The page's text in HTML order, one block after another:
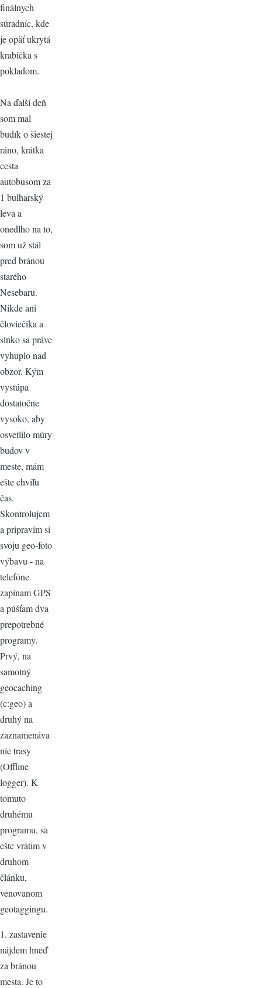
finálnych
súradníc, kde
je opäť ukrytá
krabička s
pokladom.
Na ďalší deň
som mal
budík o šiestej
ráno, krátka
cesta
autobusom za
1 bulharský
leva a
onedlho na to,
som už stál
pred bránou
starého
Nesebaru.
Nikde ani
človiečika a
slnko sa práve
vyhuplo nad
obzor. Kým
vystúpa
dostatočne
vysoko, aby
osvetlilo múry
budov v
meste, mám
ešte chvíľu
čas.
Skontrolujem
a pripravím si
svoju geo-foto
výbavu - na
telefóne
zapínam GPS
a púšťam dva
prepotrebné
programy.
Prvý, na
samotný
geocaching
(c:geo) a
druhý na
zaznamenáva
nie trasy
(Offline
logger). K
tomuto
druhému
programu, sa
ešte vrátim v
druhom
článku,
venovanom
geotaggingu.
1. zastavenie
nájdem hneď
za bránou
mesta. Je to